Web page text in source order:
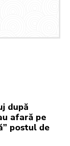
după
afară pe
postul de